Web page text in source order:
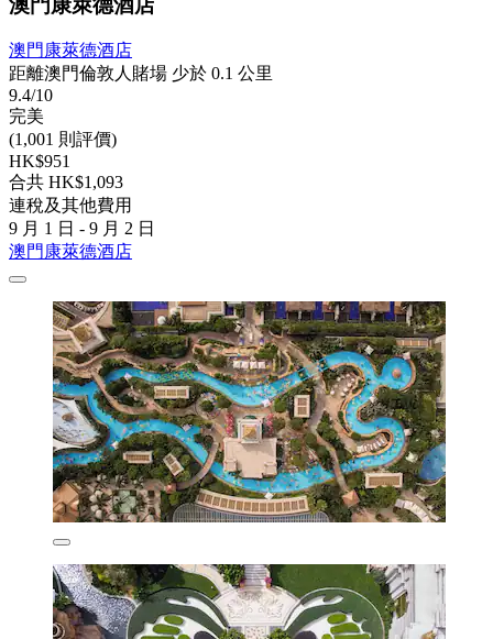
澳門康萊德酒店
距離澳門倫敦人賭場 少於 0.1 公里
9.4/10
完美
(1,001 則評價)
HK$951
合共 HK$1,093
連稅及其他費用
9 月 1 日 - 9 月 2 日
澳門康萊德酒店